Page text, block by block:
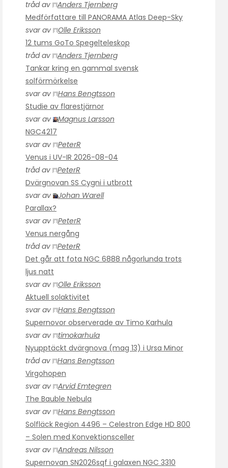
tråd av
Anders Tjernberg
Medförfattare till PANORAMA Atlas Deep-Sky
svar av
Olle Eriksson
12 tums GoTo Spegelteleskop
tråd av
Anders Tjernberg
Tankar kring en gammal svensk
solförmörkelse
svar av
Hans Bengtsson
Studie av flarestjärnor
svar av
Magnus Larsson
NGC4217
svar av
PeterR
Venus i UV-IR 2026-08-04
tråd av
PeterR
Dvärgnovan SS Cygni i utbrott
svar av
Johan Warell
Parallax?
svar av
PeterR
Venus nergång
tråd av
PeterR
Det går att fota NGC 6888 någorlunda trots
ljus natt
svar av
Olle Eriksson
Aktuell solaktivitet
svar av
Hans Bengtsson
Supernovor observerade av Timo Karhula
svar av
timokarhula
Nyupptäckt dvärgnova (mag 13) i Ursa Minor
tråd av
Hans Bengtsson
Virgohopen
svar av
Arvid Emtegren
The Bauble Nebula
svar av
Hans Bengtsson
Solfläck Region 4496 – Celestron Edge HD 800
– Solen med Konvektionsceller
svar av
Andreas Nilsson
Supernovan SN2026sqf i galaxen NGC 3310